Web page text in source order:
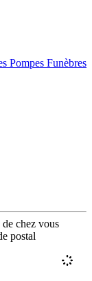
Pompes Funèbres
chez vous
postal